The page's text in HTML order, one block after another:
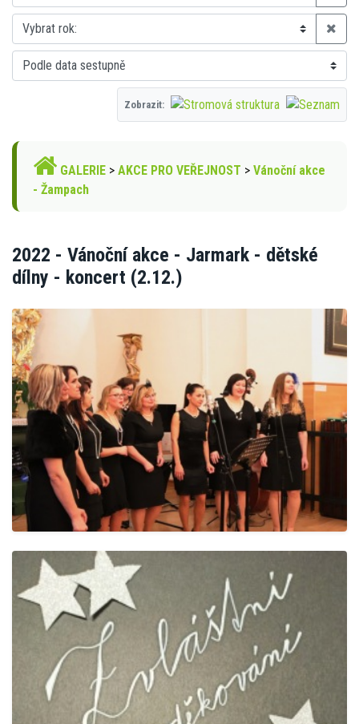
Zobrazit:
GALERIE > AKCE PRO VEŘEJNOST > Vánoční akce
- Žampach
2022 - Vánoční akce - Jarmark - dětské
dílny - koncert (2.12.)